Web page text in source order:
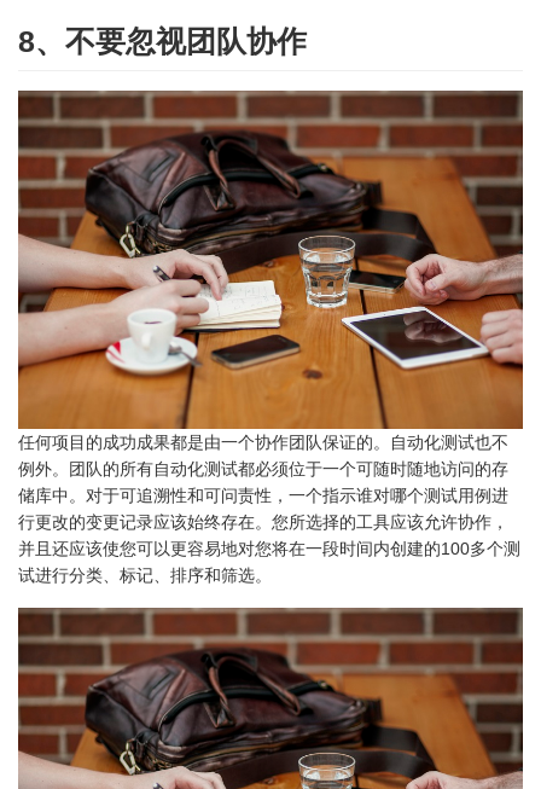
8、不要忽视团队协作
任何项目的成功成果都是由一个协作团队保证的。自动化测试也不
例外。团队的所有自动化测试都必须位于一个可随时随地访问的存
储库中。对于可追溯性和可问责性，一个指示谁对哪个测试用例进
行更改的变更记录应该始终存在。您所选择的工具应该允许协作，
并且还应该使您可以更容易地对您将在一段时间内创建的100多个测
试进行分类、标记、排序和筛选。